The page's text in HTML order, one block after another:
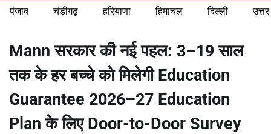
पंजाब चंडीगढ़ हरियाणा हिमाचल दिल्ली
Mann सरकार की नई पहल: 3–19 साल
तक के हर बच्चे को मिलेगी Education
Guarantee 2026–27 Education
Plan के लिए Door-to-Door Survey